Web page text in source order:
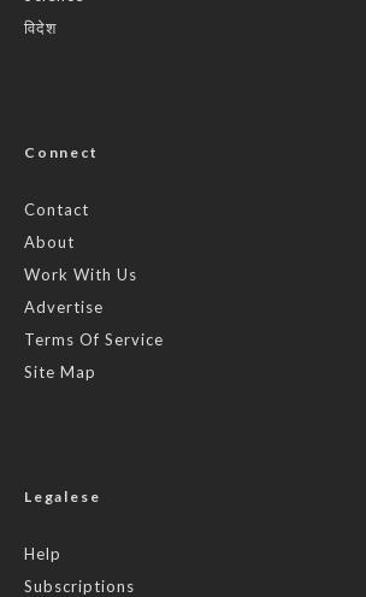
विदेश
Connect
Contact
About
Work With Us
Advertise
Terms Of Service
Site Map
Legalese
Help
Subscriptions